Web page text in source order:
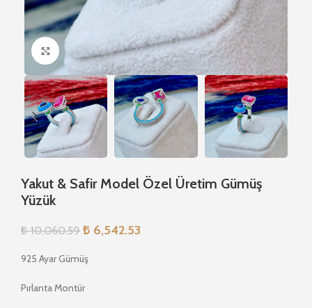
Büyütmek için tıklayın
Yakut & Safir Model Özel Üretim Gümüş
Yüzük
₺10,060.59 ₺ 6,542.53
925 Ayar Gümüş
Pırlanta Montür